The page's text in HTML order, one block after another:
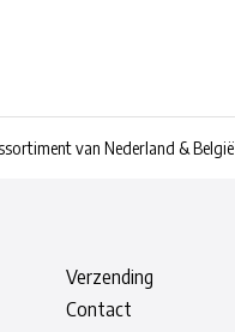
van Nederland & België
Verzending
Contact